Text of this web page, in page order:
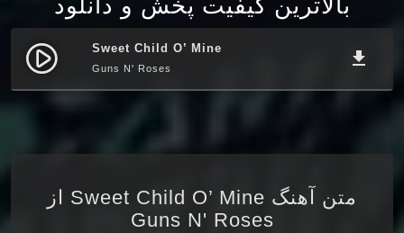
بالاترین کیفیت پخش و دانلود
play_circle_filled Sweet Child O’ Mine
Guns N' Roses file_download
متن آهنگ Sweet Child O’ Mine از
Guns N' Roses